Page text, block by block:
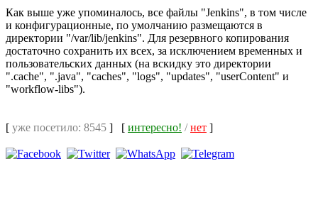
Как выше уже упоминалось, все файлы "Jenkins", в том числе
и конфигурационные, по умолчанию размещаются в
директории "/var/lib/jenkins". Для резервного копирования
достаточно сохранить их всех, за исключением временных и
пользовательских данных (на вскидку это директории
".cache", ".java", "caches", "logs", "updates", "userContent" и
"workflow-libs").
[ уже посетило: 8545 ] [ интересно! /нет ]